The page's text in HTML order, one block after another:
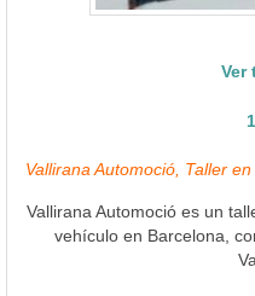
Ver
Vallirana Automoció, Taller en
Vallirana Automoció es un
vehículo en Barcelona,